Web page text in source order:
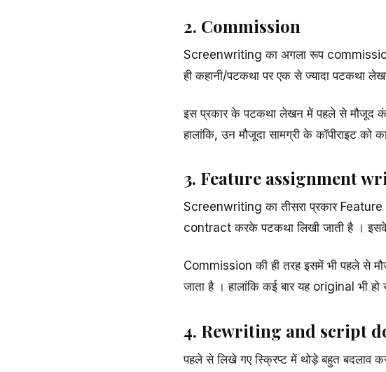
2. Commission
Screenwriting का अगला रूप
ही कहानी/पटकथा पर एक से ज्यादा पटकथा
इस प्रकार के पटकथा लेखन में पहले से मौजूद
हालांकि, उन मौजूदा सामग्री के कॉपीराइट
3. Feature assignment
Screenwriting का तीसरा प्रकार
contract करके पटकथा लिखी जाती है ।
Commission की ही तरह इसमें भी पहले से
जाता है । हालांकि कई बार यह original भी
4. Rewriting and script
पहले से लिखे गए स्क्रिप्ट में थोड़े बहुत